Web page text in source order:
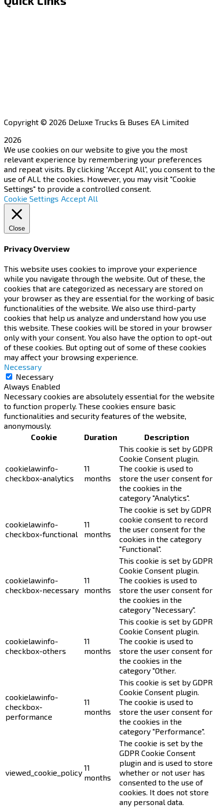
Copyright © 2026 Deluxe Trucks & Buses EA Limited
2026
We use cookies on our website to give you the most
relevant experience by remembering your preferences
and repeat visits. By clicking “Accept All”, you consent to the
use of ALL the cookies. However, you may visit "Cookie
Settings" to provide a controlled consent.
Cookie Settings Accept All
Close
Privacy Overview
This website uses cookies to improve your experience
while you navigate through the website. Out of these, the
cookies that are categorized as necessary are stored on
your browser as they are essential for the working of basic
functionalities of the website. We also use third-party
cookies that help us analyze and understand how you use
this website. These cookies will be stored in your browser
only with your consent. You also have the option to opt-out
of these cookies. But opting out of some of these cookies
may affect your browsing experience.
Necessary
Necessary
Always Enabled
Necessary cookies are absolutely essential for the website
to function properly. These cookies ensure basic
functionalities and security features of the website,
anonymously.
Cookie
Duration Description
cookielawinfo-
checkbox-analytics
11
months
This cookie is set by GDPR
Cookie Consent plugin.
The cookie is used to
store the user consent for
the cookies in the
category "Analytics".
cookielawinfo-
checkbox-functional
11
months
The cookie is set by GDPR
cookie consent to record
the user consent for the
cookies in the category
"Functional".
cookielawinfo-
checkbox-necessary
11
months
This cookie is set by GDPR
Cookie Consent plugin.
The cookies is used to
store the user consent for
the cookies in the
category "Necessary".
cookielawinfo-
checkbox-others
11
months
This cookie is set by GDPR
Cookie Consent plugin.
The cookie is used to
store the user consent for
the cookies in the
category "Other.
cookielawinfo-
checkbox-
performance
11
months
This cookie is set by GDPR
Cookie Consent plugin.
The cookie is used to
store the user consent for
the cookies in the
category "Performance".
viewed_cookie_policy
11
months
The cookie is set by the
GDPR Cookie Consent
plugin and is used to store
whether or not user has
consented to the use of
cookies. It does not store
any personal data.